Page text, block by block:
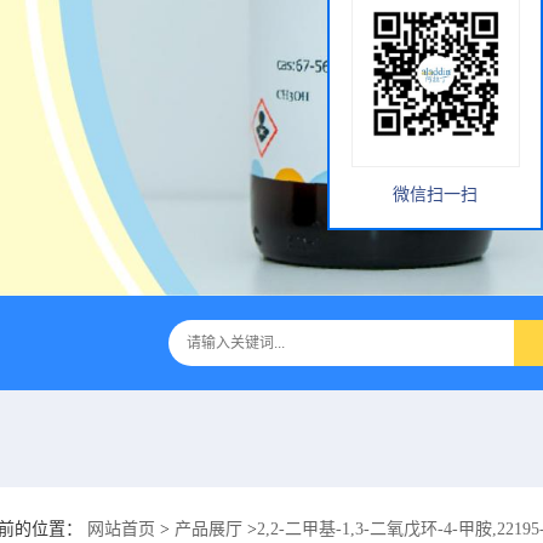
的位置： 网站首页 > 产品展厅 >2,2-二甲基-1,3-二氧戊环-4-甲胺
微信扫一扫